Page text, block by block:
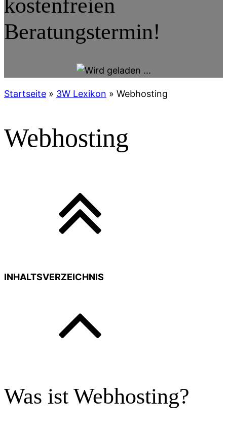
kostenfreien
Beratungstermin!
Startseite » 3W Lexikon » Webhosting
Webhosting
INHALTSVERZEICHNIS
Was ist Webhosting?